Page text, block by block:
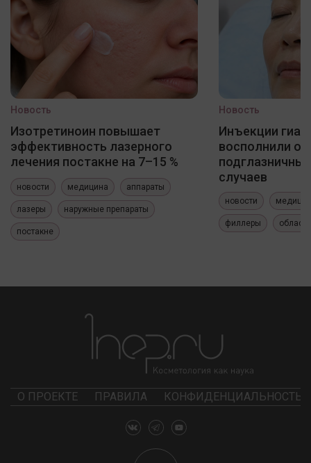
Новость
Изотретиноин повышает
эффективность лазерного
лечения постакне на 7–15 %
новости медицина аппараты
лазеры наружные препараты
постакне
Новость
Инъекции
восполнили
случаев
новости
филлеры
О ПРОЕКТЕ ПРАВИЛА КОНФИДЕНЦИАЛЬНОСТЬ